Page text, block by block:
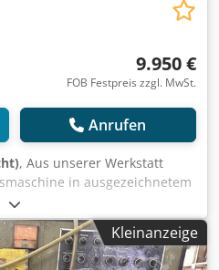
9.950 €
FOB Festpreis zzgl. MwSt.
Anrufen
, Aus unserer Werkstatt
in ausgezeichnetem
380V. Mit
Zahnrädern – sofort
Anfekr
Kleinanzeige